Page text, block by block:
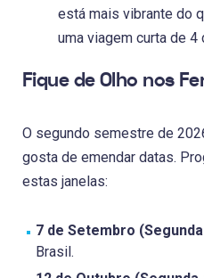
está mais vibrante do
uma viagem curta de 4
Fique de Olho nos
O segundo semestre de
gosta de emendar datas.
estas janelas:
7 de Setembro
Brasil.